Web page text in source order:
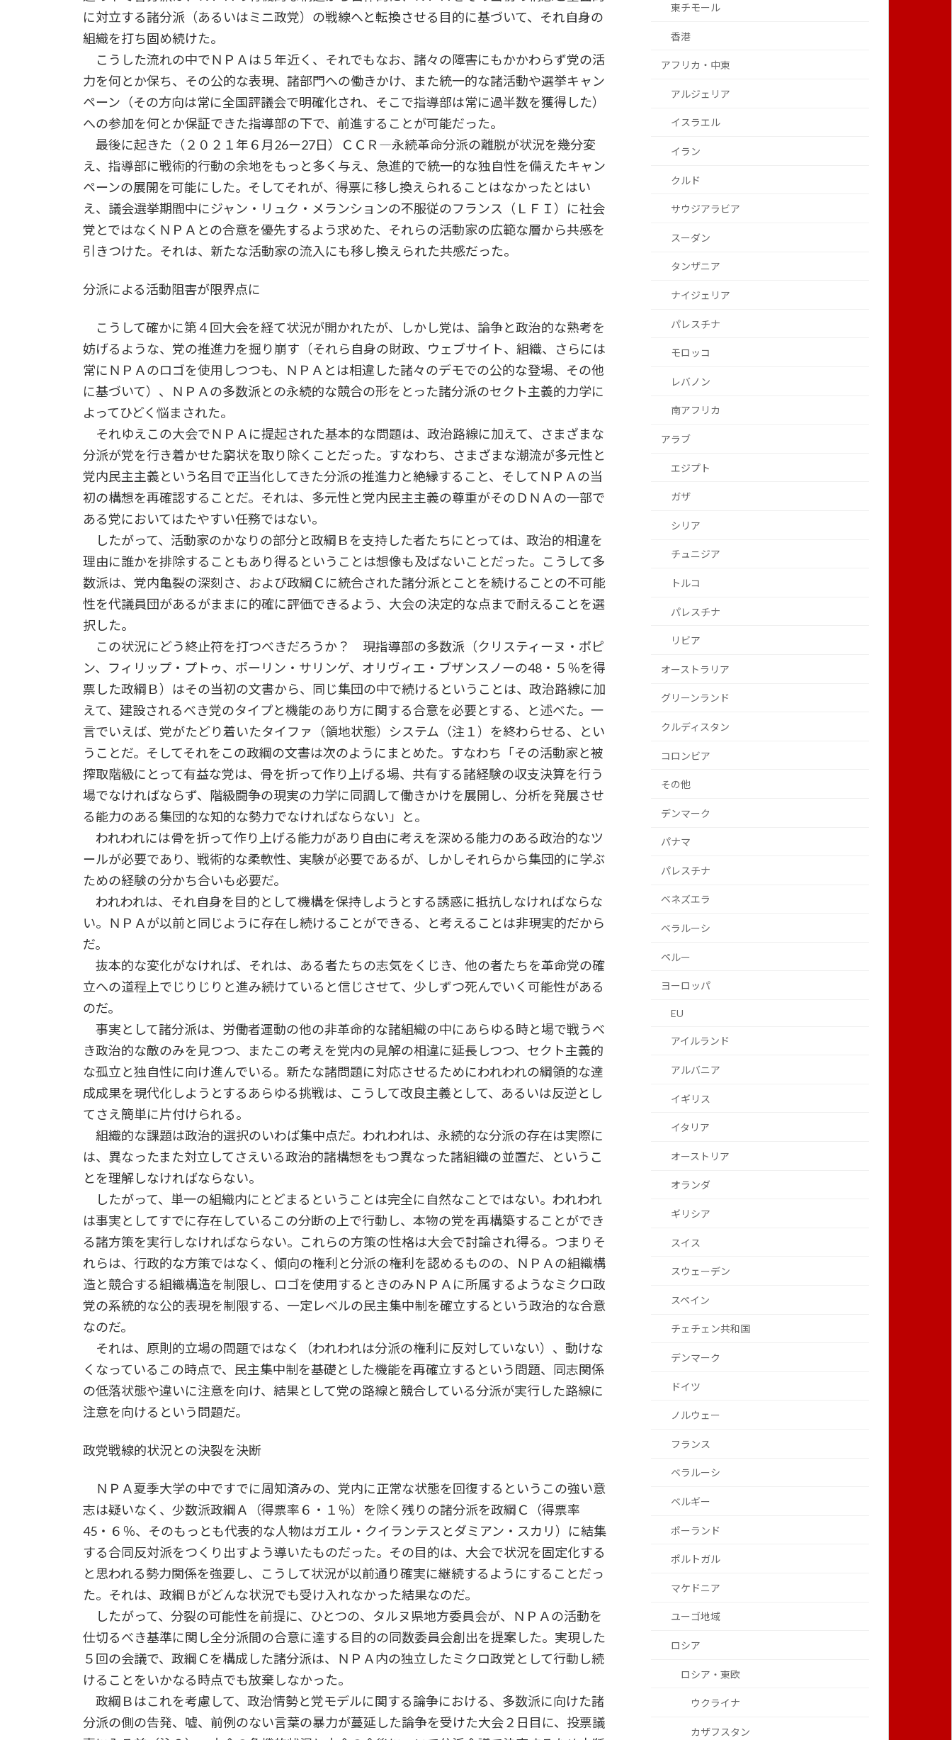
に対立する諸分派（あるいはミニ政党）の戦線へと転換させる目的に基づいて、それ自身の
組織を打ち固め続けた。
こうした流れの中でＮＰＡは５年近く、それでもなお、諸々の障害にもかかわらず党の活
力を何とか保ち、その公的な表現、諸部門への働きかけ、また統一的な諸活動や選挙キャン
ペーン（その方向は常に全国評議会で明確化され、そこで指導部は常に過半数を獲得した）
への参加を何とか保証できた指導部の下で、前進することが可能だった。
最後に起きた（２０２１年６月26ー27日）ＣＣＲ―永続革命分派の離脱が状況を幾分変
え、指導部に戦術的行動の余地をもっと多く与え、急進的で統一的な独自性を備えたキャン
ペーンの展開を可能にした。そしてそれが、得票に移し換えられることはなかったとはい
え、議会選挙期間中にジャン・リュク・メランションの不服従のフランス（ＬＦＩ）に社会
党とではなくＮＰＡとの合意を優先するよう求めた、それらの活動家の広範な層から共感を
引きつけた。それは、新たな活動家の流入にも移し換えられた共感だった。
分派による活動阻害が限界点に
こうして確かに第４回大会を経て状況が開かれたが、しかし党は、論争と政治的な熟考を
妨げるような、党の推進力を掘り崩す（それら自身の財政、ウェブサイト、組織、さらには
常にＮＰＡのロゴを使用しつつも、ＮＰＡとは相違した諸々のデモでの公的な登場、その他
に基づいて）、ＮＰＡの多数派との永続的な競合の形をとった諸分派のセクト主義的力学に
よってひどく悩まされた。
それゆえこの大会でＮＰＡに提起された基本的な問題は、政治路線に加えて、さまざまな
分派が党を行き着かせた窮状を取り除くことだった。すなわち、さまざまな潮流が多元性と
党内民主主義という名目で正当化してきた分派の推進力と絶縁すること、そしてＮＰＡの当
初の構想を再確認することだ。それは、多元性と党内民主主義の尊重がそのＤＮＡの一部で
ある党においてはたやすい任務ではない。
したがって、活動家のかなりの部分と政綱Ｂを支持した者たちにとっては、政治的相違を
理由に誰かを排除することもあり得るということは想像も及ばないことだった。こうして多
数派は、党内亀裂の深刻さ、および政綱Ｃに統合された諸分派とことを続けることの不可能
性を代議員団があるがままに的確に評価できるよう、大会の決定的な点まで耐えることを選
択した。
この状況にどう終止符を打つべきだろうか？ 現指導部の多数派（クリスティーヌ・ポピ
ン、フィリップ・プトゥ、ポーリン・サリンゲ、オリヴィエ・ブザンスノーの48・５％を得
票した政綱Ｂ）はその当初の文書から、同じ集団の中で続けるということは、政治路線に加
えて、建設されるべき党のタイプと機能のあり方に関する合意を必要とする、と述べた。一
言でいえば、党がたどり着いたタイファ（領地状態）システム（注１）を終わらせる、とい
うことだ。そしてそれをこの政綱の文書は次のようにまとめた。すなわち「その活動家と被
搾取階級にとって有益な党は、骨を折って作り上げる場、共有する諸経験の収支決算を行う
場でなければならず、階級闘争の現実の力学に同調して働きかけを展開し、分析を発展させ
る能力のある集団的な知的な勢力でなければならない」と。
われわれには骨を折って作り上げる能力があり自由に考えを深める能力のある政治的なツ
ールが必要であり、戦術的な柔軟性、実験が必要であるが、しかしそれらから集団的に学ぶ
ための経験の分かち合いも必要だ。
われわれは、それ自身を目的として機構を保持しようとする誘惑に抵抗しなければならな
い。ＮＰＡが以前と同じように存在し続けることができる、と考えることは非現実的だから
だ。
抜本的な変化がなければ、それは、ある者たちの志気をくじき、他の者たちを革命党の確
立への道程上でじりじりと進み続けていると信じさせて、少しずつ死んでいく可能性がある
のだ。
事実として諸分派は、労働者運動の他の非革命的な諸組織の中にあらゆる時と場で戦うべ
き政治的な敵のみを見つつ、またこの考えを党内の見解の相違に延長しつつ、セクト主義的
な孤立と独自性に向け進んでいる。新たな諸問題に対応させるためにわれわれの綱領的な達
成成果を現代化しようとするあらゆる挑戦は、こうして改良主義として、あるいは反逆とし
てさえ簡単に片付けられる。
組織的な課題は政治的選択のいわば集中点だ。われわれは、永続的な分派の存在は実際に
は、異なったまた対立してさえいる政治的諸構想をもつ異なった諸組織の並置だ、というこ
とを理解しなければならない。
したがって、単一の組織内にとどまるということは完全に自然なことではない。われわれ
は事実としてすでに存在しているこの分断の上で行動し、本物の党を再構築することができ
る諸方策を実行しなければならない。これらの方策の性格は大会で討論され得る。つまりそ
れらは、行政的な方策ではなく、傾向の権利と分派の権利を認めるものの、ＮＰＡの組織構
造と競合する組織構造を制限し、ロゴを使用するときのみＮＰＡに所属するようなミクロ政
党の系統的な公的表現を制限する、一定レベルの民主集中制を確立するという政治的な合意
なのだ。
それは、原則的立場の問題ではなく（われわれは分派の権利に反対していない）、動けな
くなっているこの時点で、民主集中制を基礎とした機能を再確立するという問題、同志関係
の低落状態や違いに注意を向け、結果として党の路線と競合している分派が実行した路線に
注意を向けるという問題だ。
政党戦線的状況との決裂を決断
ＮＰＡ夏季大学の中ですでに周知済みの、党内に正常な状態を回復するというこの強い意
志は疑いなく、少数派政綱Ａ（得票率６・１％）を除く残りの諸分派を政綱Ｃ（得票率
45・６％、そのもっとも代表的な人物はガエル・クイランテスとダミアン・スカリ）に結集
する合同反対派をつくり出すよう導いたものだった。その目的は、大会で状況を固定化する
と思われる勢力関係を強要し、こうして状況が以前通り確実に継続するようにすることだっ
た。それは、政綱Ｂがどんな状況でも受け入れなかった結果なのだ。
したがって、分裂の可能性を前提に、ひとつの、タルヌ県地方委員会が、ＮＰＡの活動を
仕切るべき基準に関し全分派間の合意に達する目的の同数委員会創出を提案した。実現した
５回の会議で、政綱Ｃを構成した諸分派は、ＮＰＡ内の独立したミクロ政党として行動し続
けることをいかなる時点でも放棄しなかった。
政綱Ｂはこれを考慮して、政治情勢と党モデルに関する論争における、多数派に向けた諸
分派の側の告発、嘘、前例のない言葉の暴力が蔓延した論争を受けた大会２日目に、投票議
東チモール
香港
アフリカ・中東
アルジェリア
イスラエル
イラン
クルド
サウジアラビア
スーダン
タンザニア
ナイジェリア
パレスチナ
モロッコ
レバノン
南アフリカ
アラブ
エジプト
ガザ
シリア
チュニジア
トルコ
パレスチナ
リビア
オーストラリア
グリーンランド
クルディスタン
コロンビア
その他
デンマーク
パナマ
パレスチナ
ベネズエラ
ベラルーシ
ペルー
ヨーロッパ
EU
アイルランド
アルバニア
イギリス
イタリア
オーストリア
オランダ
ギリシア
スイス
スウェーデン
スペイン
チェチェン共和国
デンマーク
ドイツ
ノルウェー
フランス
ベラルーシ
ベルギー
ポーランド
ポルトガル
マケドニア
ユーゴ地域
ロシア
ロシア・東欧
ウクライナ
カザフスタン